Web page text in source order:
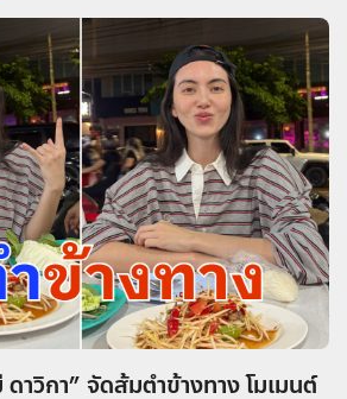
าวิกา” จัดส้มตำข้างทาง โมเมนต์